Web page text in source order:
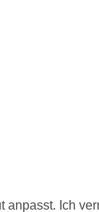
anpasst. Ich